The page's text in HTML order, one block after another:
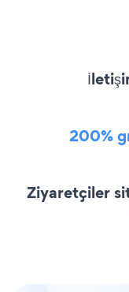
200%
Ziyaretçiler